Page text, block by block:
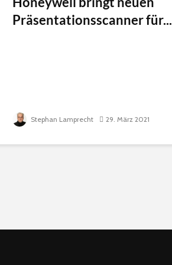
Präsentationsscanner für...
Stephan Lamprecht 29. März 2021